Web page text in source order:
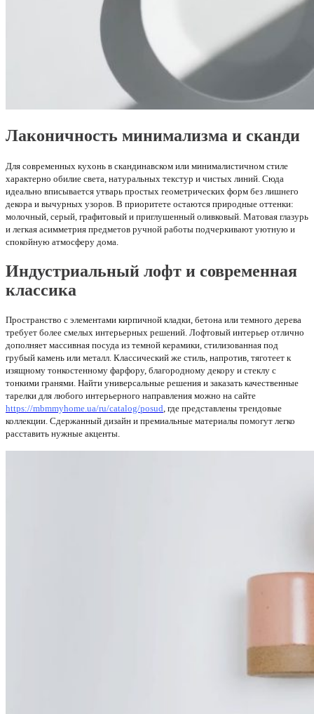
Лаконичность минимализма и сканди
Для современных кухонь в скандинавском или минималистичном стиле
характерно обилие света, натуральных текстур и чистых линий. Сюда
идеально вписывается утварь простых геометрических форм без лишнего
декора и вычурных узоров. В приоритете остаются природные оттенки:
молочный, серый, графитовый и приглушенный оливковый. Матовая глазурь
и легкая асимметрия предметов ручной работы подчеркивают уютную и
спокойную атмосферу дома.
Индустриальный лофт и современная
классика
Пространство с элементами кирпичной кладки, бетона или темного дерева
требует более смелых интерьерных решений. Лофтовый интерьер отлично
дополняет массивная посуда из темной керамики, стилизованная под
грубый камень или металл. Классический же стиль, напротив, тяготеет к
изящному тонкостенному фарфору, благородному декору и стеклу с
тонкими гранями. Найти универсальные решения и заказать качественные
тарелки для любого интерьерного направления можно на сайте
https://mbmmyhome.ua/ru/catalog/posud, где представлены трендовые
коллекции. Сдержанный дизайн и премиальные материалы помогут легко
расставить нужные акценты.